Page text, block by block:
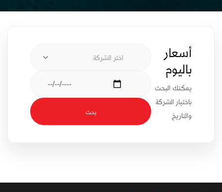
أسعار
باليوم
يمكنك البحث
باختيار الشركة
والتاريخ
اختر الشركة
بحث